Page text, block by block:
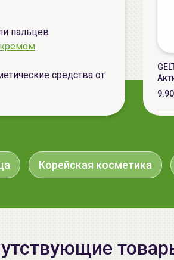
пальцев
кремом.
средства от
Корейская косметика